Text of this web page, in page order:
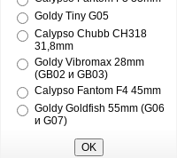
Goldy Tiny G05
Calypso Chubb CH318
31,8mm
Goldy Vibromax 28mm
(GB02 и GB03)
Calypso Fantom F4 45mm
Goldy Goldfish 55mm (G06
и G07)